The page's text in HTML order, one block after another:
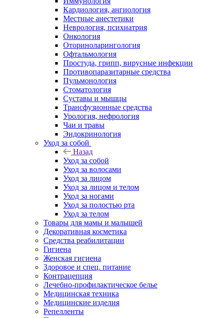
Кардиология, ангиология
Местные анестетики
Неврология, психиатрия
Онкология
Оториноларингология
Офтальмология
Простуда, грипп, вирусные инфекции
Противопаразитарные средства
Пульмонология
Стоматология
Суставы и мышцы
Трансфузионные средства
Урология, нефрология
Чаи и травы
Эндокринология
Уход за собой
Назад
Уход за собой
Уход за волосами
Уход за лицом
Уход за лицом и телом
Уход за ногами
Уход за полостью рта
Уход за телом
Товары для мамы и малышей
Декоративная косметика
Средства реабилитации
Гигиена
Женская гигиена
Здоровое и спец. питание
Контрацепция
Лечебно-профилактическое белье
Медицинская техника
Медицинские изделия
Репелленты